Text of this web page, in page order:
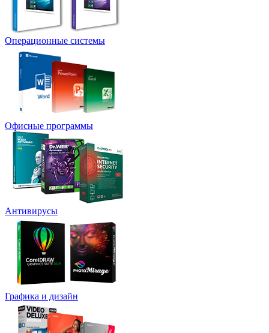
Операционные системы
Офисные программы
Антивирусы
Графика и дизайн